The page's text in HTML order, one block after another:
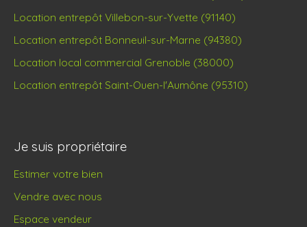
Location entrepôt Villebon-sur-Yvette (91140)
Location entrepôt Bonneuil-sur-Marne (94380)
Location local commercial Grenoble (38000)
Location entrepôt Saint-Ouen-l'Aumône (95310)
Je suis propriétaire
Estimer votre bien
Vendre avec nous
Espace vendeur